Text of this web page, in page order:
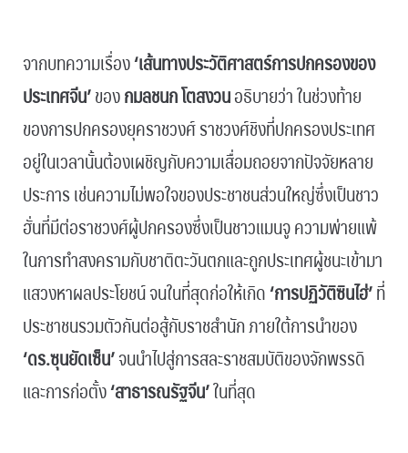
จากบทความเรื่อง‘เส้นทางประวัติศาสตร์การปกครองของ
ประเทศจีน’ของกมลชนก โตสงวนอธิบายว่า ในช่วงท้าย
ของการปกครองยุคราชวงศ์ ราชวงศ์ชิงที่ปกครองประเทศ
อยู่ในเวลานั้นต้องเผชิญกับความเสื่อมถอยจากปัจจัยหลาย
ประการ เช่นความไม่พอใจของประชาชนส่วนใหญ่ซึ่งเป็นชาว
ฮั่นที่มีต่อราชวงศ์ผู้ปกครองซึ่งเป็นชาวแมนจู ความพ่ายแพ้
ในการทำสงครามกับชาติตะวันตกและถูกประเทศผู้ชนะเข้ามา
แสวงหาผลประโยชน์ จนในที่สุดก่อให้เกิด‘การปฏิวัติซินไฮ่’ที่
ประชาชนรวมตัวกันต่อสู้กับราชสำนัก ภายใต้การนำของ
‘ดร.ซุนยัดเซ็น’จนนำไปสู่การสละราชสมบัติของจักพรรดิ
และการก่อตั้ง‘สาธารณรัฐจีน’ในที่สุด